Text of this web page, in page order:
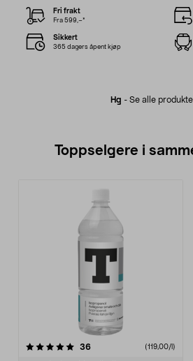
Hg - Se alle
Fri frakt
Fra 599,–*
Sikkert
365 dagers åpent kjøp
Toppselgere i
36anmeldelser (119,00/l)
4.5 av 5 stjerner